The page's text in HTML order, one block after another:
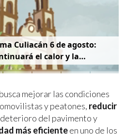
Culiacán 6 de agosto:
el calor y la
de lluvia
mejorar las condiciones
y peatones, reducir
del pavimento y
más eficienteen uno de los